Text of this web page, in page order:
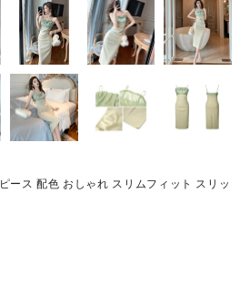
ース 配色 おしゃれ スリムフィット スリッ